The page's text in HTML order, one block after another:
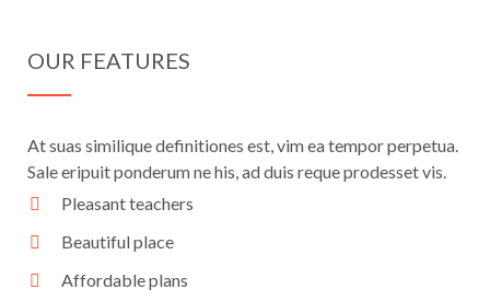
OUR FEATURES
At suas similique definitiones est, vim ea tempor perpetua.
Sale eripuit ponderum ne his, ad duis reque prodesset vis.
Pleasant teachers
Beautiful place
Affordable plans